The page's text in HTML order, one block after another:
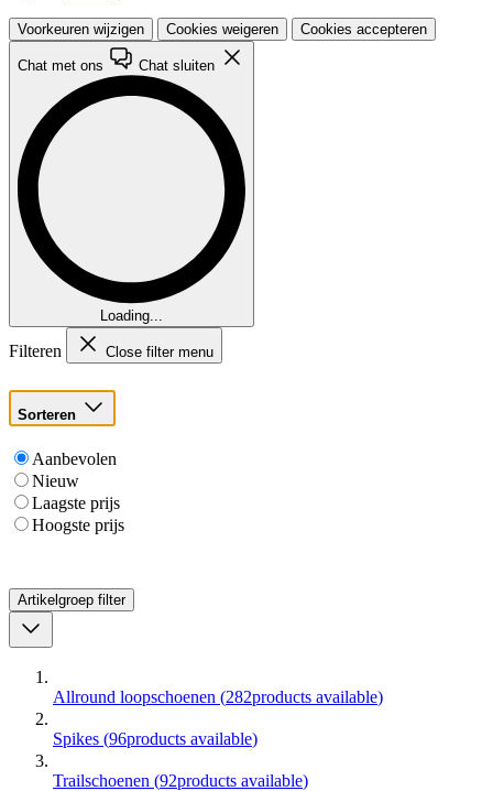
Voorkeuren wijzigen Cookies weigeren Cookies accepteren
Chat met ons Chat sluiten
Loading...
Filteren Close filter menu
Sorteren
Aanbevolen
Nieuw
Laagste prijs
Hoogste prijs
Artikelgroep filter
Allround loopschoenen (282products available)
Spikes (96products available)
Trailschoenen (92products available)